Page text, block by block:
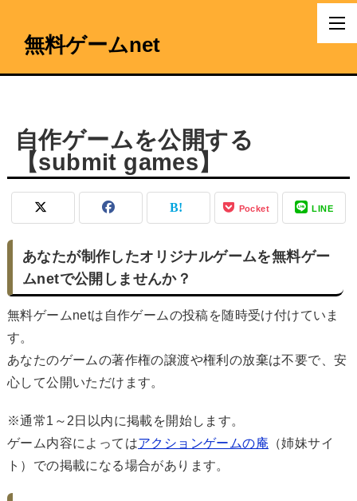
無料ゲームnet
自作ゲームを公開する
【submit games】
Pocket LINE
あなたが制作したオリジナルゲームを無料ゲー
ムnetで公開しませんか？
無料ゲームnetは自作ゲームの投稿を随時受け付けていま
す。
あなたのゲームの著作権の譲渡や権利の放棄は不要で、安
心して公開いただけます。
※通常1～2日以内に掲載を開始します。
ゲーム内容によってはアクションゲームの庵 （姉妹サイ
ト）での掲載になる場合があります。